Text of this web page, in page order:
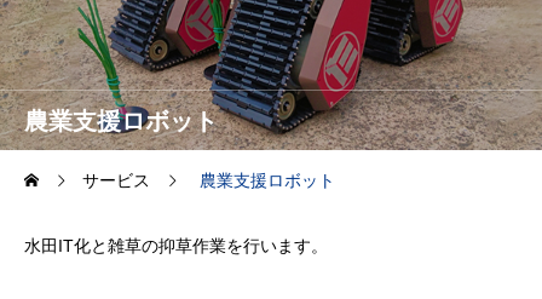
農業支援ロボット
サービス 農業支援ロボット
水田IT化と雑草の抑草作業を行います。